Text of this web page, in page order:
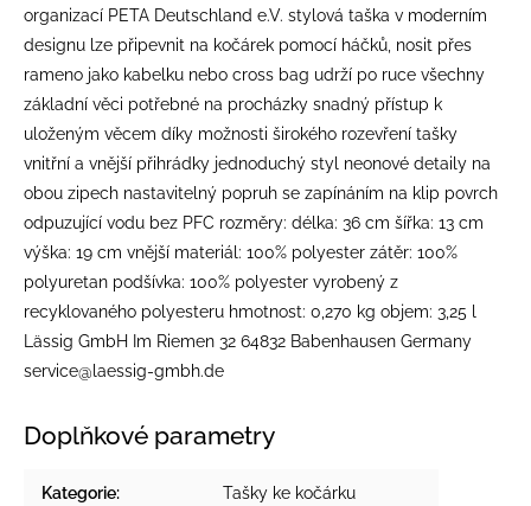
organizací PETA Deutschland e.V. stylová taška v moderním
designu lze připevnit na kočárek pomocí háčků, nosit přes
rameno jako kabelku nebo cross bag udrží po ruce všechny
základní věci potřebné na procházky snadný přístup k
uloženým věcem díky možnosti širokého rozevření tašky
vnitřní a vnější přihrádky jednoduchý styl neonové detaily na
obou zipech nastavitelný popruh se zapínáním na klip povrch
odpuzující vodu bez PFC rozměry: délka: 36 cm šířka: 13 cm
výška: 19 cm vnější materiál: 100% polyester zátěr: 100%
polyuretan podšívka: 100% polyester vyrobený z
recyklovaného polyesteru hmotnost: 0,270 kg objem: 3,25 l
Lässig GmbH Im Riemen 32 64832 Babenhausen Germany
service@laessig-gmbh.de
Doplňkové parametry
Kategorie: Tašky ke kočárku